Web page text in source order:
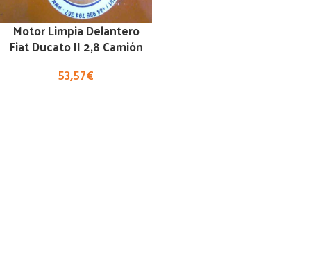
Motor Limpia Delantero
Fiat Ducato II 2,8 Camión
53,57€